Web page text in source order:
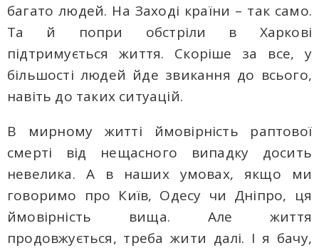
багато людей. На Заході країни – так само.
Та й попри обстріли в Харкові
підтримується життя. Скоріше за все, у
більшості людей йде звикання до всього,
навіть до таких ситуацій.
В мирному житті ймовірність раптової
смерті від нещасного випадку досить
невелика. А в наших умовах, якщо ми
говоримо про Київ, Одесу чи Дніпро, ця
ймовірність вища. Але життя
продовжується, треба жити далі. І я бачу,